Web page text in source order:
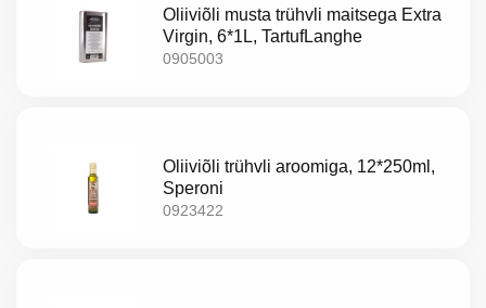
Oliiviõli musta trühvli maitsega Extra
Virgin, 6*1L, TartufLanghe
0905003
Oliiviõli trühvli aroomiga, 12*250ml,
Speroni
0923422